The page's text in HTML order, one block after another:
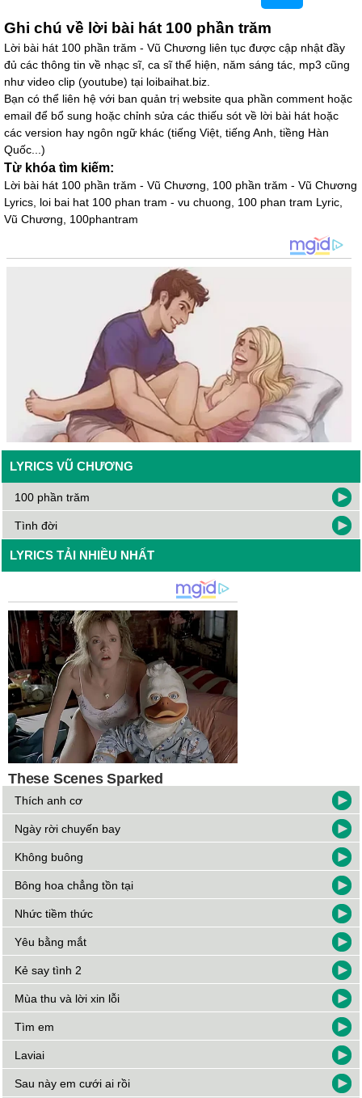
Ghi chú về lời bài hát 100 phần trăm
Lời bài hát 100 phần trăm - Vũ Chương liên tục được cập nhật đầy
đủ các thông tin về nhạc sĩ, ca sĩ thể hiện, năm sáng tác, mp3 cũng
như video clip (youtube) tại loibaihat.biz.
Bạn có thể liên hệ với ban quản trị website qua phần comment hoặc
email để bổ sung hoặc chỉnh sửa các thiếu sót về lời bài hát hoặc
các version hay ngôn ngữ khác (tiếng Việt, tiếng Anh, tiềng Hàn
Quốc...)
Từ khóa tìm kiếm:
Lời bài hát 100 phần trăm - Vũ Chương, 100 phần trăm - Vũ Chương
Lyrics, loi bai hat 100 phan tram - vu chuong, 100 phan tram Lyric,
Vũ Chương, 100phantram
LYRICS VŨ CHƯƠNG
100 phần trăm
Tình đời
LYRICS TẢI NHIỀU NHẤT
Thích anh cơ
Ngày rời chuyến bay
Không buông
Bông hoa chẳng tồn tại
Nhức tiềm thức
Yêu bằng mắt
Kẻ say tình 2
Mùa thu và lời xin lỗi
Tìm em
Laviai
Sau này em cưới ai rồi